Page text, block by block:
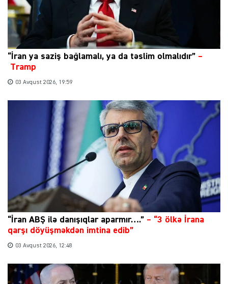
“İran ya saziş bağlamalı, ya da təslim olmalıdır” –
Tramp
03 Avqust 2026, 19:59
“İran ABŞ ilə danışıqlar aparmır….” – “3 ölkə İrana
qarşı döyüşməkdən imtina edib”
03 Avqust 2026, 12:48